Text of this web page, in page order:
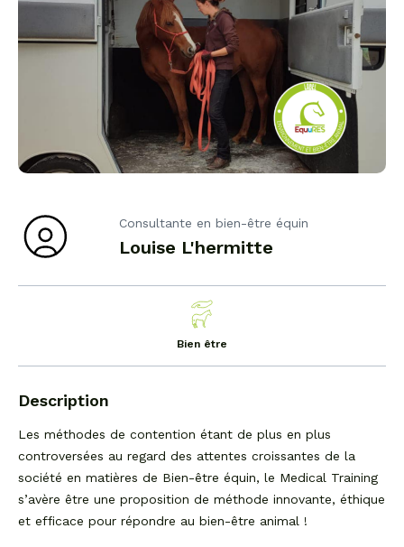
Consultante en bien-être équin
Louise L'hermitte
Bien être
Description
Les méthodes de contention étant de plus en plus
controversées au regard des attentes croissantes de la
société en matières de Bien-être équin, le Medical Training
s’avère être une proposition de méthode innovante, éthique
et efficace pour répondre au bien-être animal !